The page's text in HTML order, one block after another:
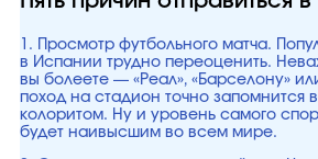
1. Просмотр футбольного матча.
в Испании трудно переоценить.
вы болеете — «Реал», «Барселону»
поход на стадион точно запомнится
колоритом. Ну и уровень самого
будет наивысшим во всем мире.